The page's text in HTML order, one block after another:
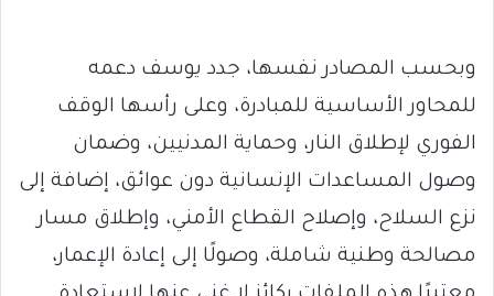
وبحسب المصادر نفسها، جدد يوسف دعمه
للمحاور الأساسية للمبادرة، وعلى رأسها الوقف
الفوري لإطلاق النار، وحماية المدنيين، وضمان
وصول المساعدات الإنسانية دون عوائق، إضافة إلى
نزع السلاح، وإصلاح القطاع الأمني، وإطلاق مسار
مصالحة وطنية شاملة، وصولًا إلى إعادة الإعمار،